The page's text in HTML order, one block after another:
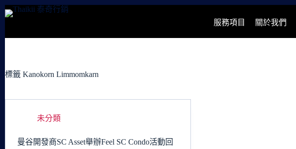
跳
容
服務項目 關於我們
標籤 Kanokorn Limmomkarn
未分類
曼谷開發商SC Asset舉辦Feel SC Condo活動回